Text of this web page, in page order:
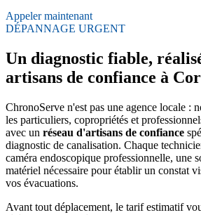
Appeler maintenant
DÉPANNAGE URGENT
Un diagnostic fiable,
artisans de confiance à
ChronoServe n'est pas une agence locale :
les particuliers, copropriétés et
avec un réseau d'artisans de confiance
diagnostic de canalisation. Chaque
caméra endoscopique professionnelle, une
matériel nécessaire pour établir un constat
vos évacuations.
Avant tout déplacement, le tarif estimatif